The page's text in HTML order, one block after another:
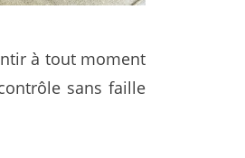
à tout moment
sans faille